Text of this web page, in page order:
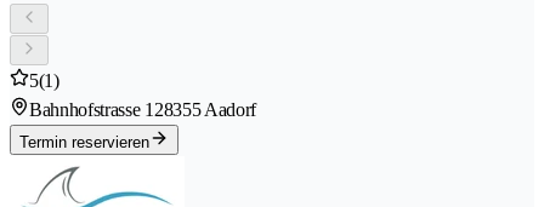
5(1)
Bahnhofstrasse 128355 Aadorf
Termin reservieren